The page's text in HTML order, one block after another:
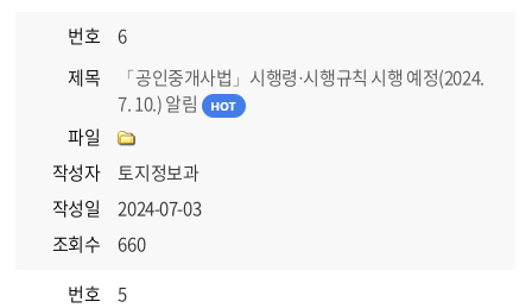
번호
6
제목
「공인중개사법」시행령·시행규칙 시행 예정(2024.
7. 10.) 알림
파일
작성자
토지정보과
작성일
2024-07-03
조회수
660
번호
5